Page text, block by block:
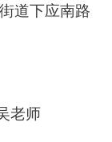
道下应南路
老师